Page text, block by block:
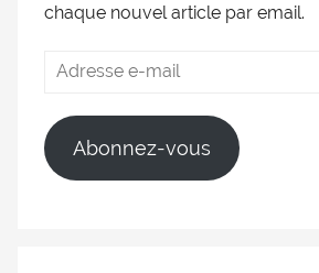
chaque nouvel article par email.
Abonnez-vous